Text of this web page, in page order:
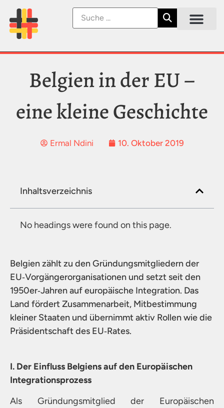
Belgien in der EU –
eine kleine Geschichte
Ermal Ndini 10. Oktober 2019
Inhaltsverzeichnis
No headings were found on this page.
Belgien zählt zu den Gründungsmitgliedern der
EU‑Vorgängerorganisationen und setzt seit den
1950er‑Jahren auf europäische Integration. Das
Land fördert Zusammenarbeit, Mitbestimmung
kleiner Staaten und übernimmt aktiv Rollen wie die
Präsidentschaft des EU‑Rates.
I. Der Einfluss Belgiens auf den Europäischen
Integrationsprozess
Als Gründungsmitglied der Europäischen